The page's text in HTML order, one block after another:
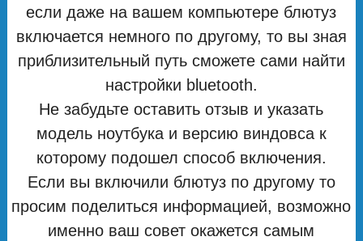
если даже на вашем компьютере блютуз
включается немного по другому, то вы зная
приблизительный путь сможете сами найти
настройки bluetooth.
Не забудьте оставить отзыв и указать
модель ноутбука и версию виндовса к
которому подошел способ включения.
Если вы включили блютуз по другому то
просим поделиться информацией, возможно
именно ваш совет окажется самым